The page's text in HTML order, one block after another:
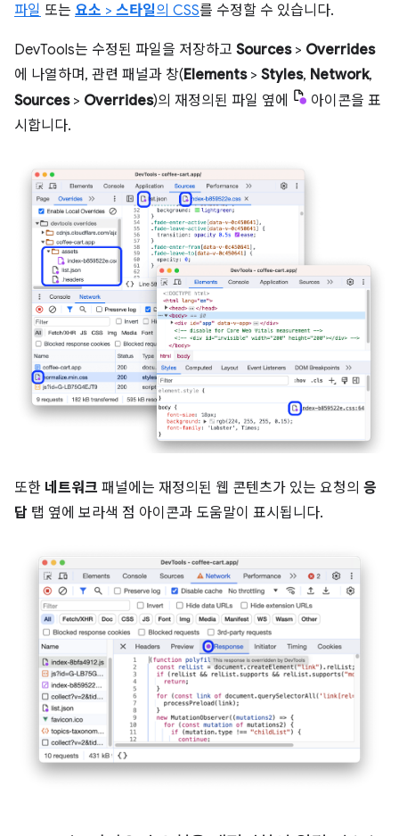
파일 또는 요소 > 스타일의 CSS를 수정할 수 있습니다.
DevTools는 수정된 파일을 저장하고 Sources> Overrides
에 나열하며, 관련 패널과 창(Elements> Styles, Network,
Sources> Overrides)의 재정의된 파일 옆에
아이콘을 표
시합니다.
또한 네트워크 패널에는 재정의된 웹 콘텐츠가 있는 요청의 응
답 탭 옆에 보라색 점 아이콘과 도움말이 표시됩니다.